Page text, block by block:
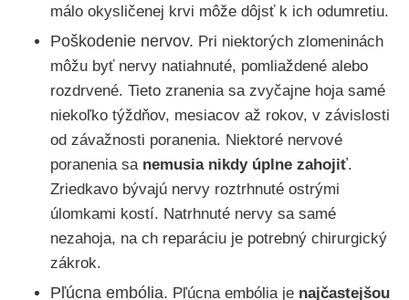
málo okysličenej krvi môže dôjsť k ich odumretiu.
Poškodenie nervov. Pri niektorých zlomeninách
môžu byť nervy natiahnuté, pomliaždené alebo
rozdrvené. Tieto zranenia sa zvyčajne hoja samé
niekoľko týždňov, mesiacov až rokov, v závislosti
od závažnosti poranenia. Niektoré nervové
poranenia sa nemusia nikdy úplne zahojiť.
Zriedkavo bývajú nervy roztrhnuté ostrými
úlomkami kostí. Natrhnuté nervy sa samé
nezahoja, na ch reparáciu je potrebný chirurgický
zákrok.
Pľúcna embólia. Pľúcna embólia je najčastejšou